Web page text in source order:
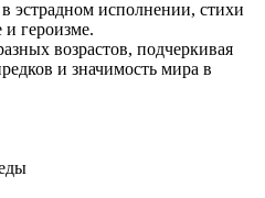
эстрадном исполнении, стихи
героизме.
возрастов, подчеркивая
и значимость мира в